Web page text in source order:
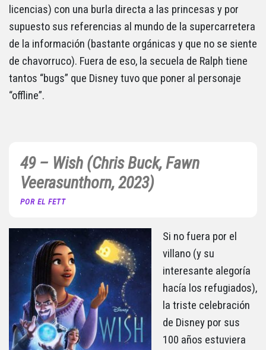
licencias) con una burla directa a las princesas y por
supuesto sus referencias al mundo de la supercarretera
de la información (bastante orgánicas y que no se siente
de chavorruco). Fuera de eso, la secuela de Ralph tiene
tantos “bugs” que Disney tuvo que poner al personaje
“offline”.
49 – Wish (Chris Buck, Fawn
Veerasunthorn, 2023)
POR EL FETT
Si no fuera por el
villano (y su
interesante alegoría
hacía los refugiados),
la triste celebración
de Disney por sus
100 años estuviera